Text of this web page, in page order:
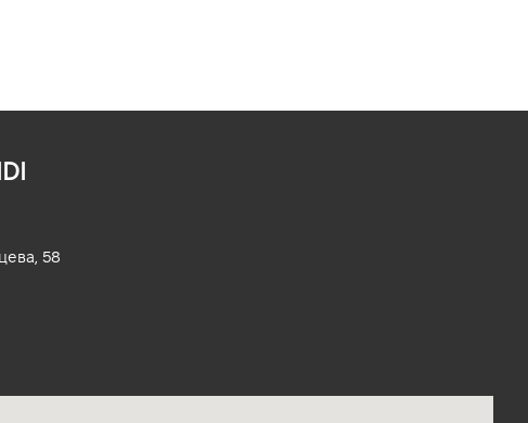
58